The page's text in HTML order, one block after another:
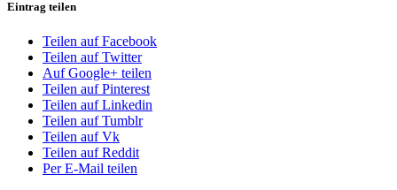
Eintrag teilen
Teilen auf Facebook
Teilen auf Twitter
Auf Google+ teilen
Teilen auf Pinterest
Teilen auf Linkedin
Teilen auf Tumblr
Teilen auf Vk
Teilen auf Reddit
Per E-Mail teilen